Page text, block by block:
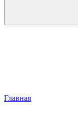
Главная